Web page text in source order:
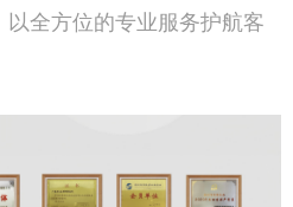
全方位的专业服务护航客